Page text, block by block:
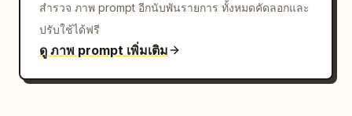
สำรวจ ภาพ prompt อีกนับพันรายการ ทั้งหมดคัดลอกและ
ปรับใช้ได้ฟรี
ดู ภาพ prompt เพิ่มเติม